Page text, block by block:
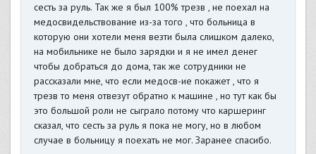
сесть за руль. Так же я был 100% трезв , не поехал на
медосвидельствование из-за того , что больница в
которую они хотели меня везти была слишком далеко,
на мобильнике не было зарядки и я не имел денег
чтобы добраться до дома, так же сотрудники не
рассказали мне, что если медосв-ие покажет , что я
трезв то меня отвезут обратно к машине , но тут как бы
это большой роли не сыграло потому что каршеринг
сказал, что сесть за руль я пока не могу, но в любом
случае в больницу я поехать не мог. Заранее спасибо.